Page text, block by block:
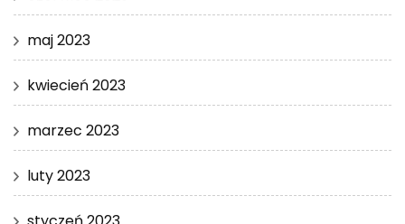
maj 2023
kwiecień 2023
marzec 2023
luty 2023